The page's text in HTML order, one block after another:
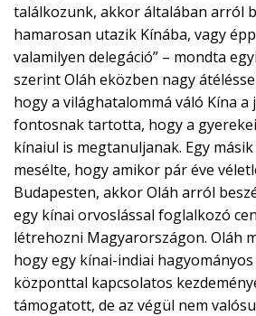
találkozunk, akkor általában arról
hamarosan utazik Kínába, vagy
valamilyen delegáció” – mondta
szerint Oláh eközben nagy
hogy a világhatalommá váló Kína a
fontosnak tartotta, hogy a
kínaiul is megtanuljanak. Egy
mesélte, hogy amikor pár éve
Budapesten, akkor Oláh arról
egy kínai orvoslással foglalkozó
létrehozni Magyarországon. Oláh
hogy egy kínai-indiai
központtal kapcsolatos
támogatott, de az végül nem